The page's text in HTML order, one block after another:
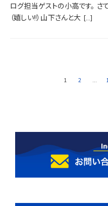
ログ担当ゲストの小高です。 さ
（嬉しい!!）山下さんと大 […]
1 2 …